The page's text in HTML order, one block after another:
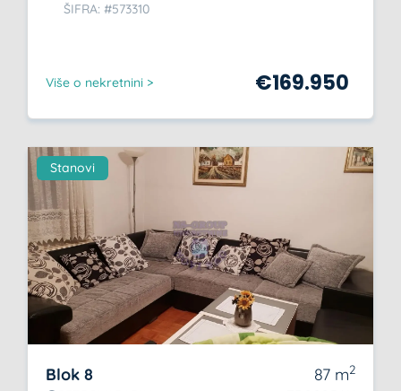
ŠIFRA: #573310
Više o nekretnini > €169.950
Stanovi
Blok 8 87 m2